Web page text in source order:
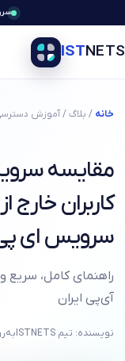
ISTNETS
خانه / بلاگ / آموزش
مقایسه
کاربران خارج
سرویس ای پی
راهنمای کامل، سریع
آی‌پی ایران
نویسنده: تیم ISTNETS